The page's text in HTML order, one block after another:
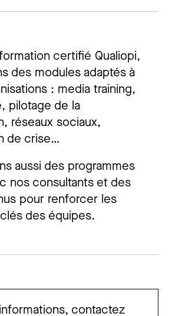
certifié Qualiopi,
des modules adaptés à
: media training,
pilotage de la
réseaux sociaux,
de crise…
aussi des programmes
nos consultants et des
pour renforcer les
des équipes.
contactez